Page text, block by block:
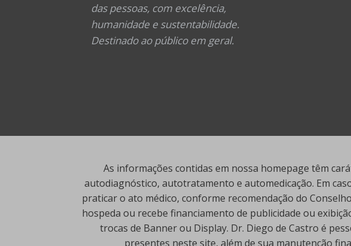
das pessoas, com excelência,
humanidade e sustentabilidade.
Destinado ao público em geral.
As informações contidas em nossa homepage têm
autodiagnóstico, autotratamento e automedicação. Em
praticar o ato médico, conforme recomendação do
hospeda ou recebe financiamento de publicidade ou
trocas de Banner ou Display. Dr. Diego de Castro é
presentes neste site, além de sua manutenção